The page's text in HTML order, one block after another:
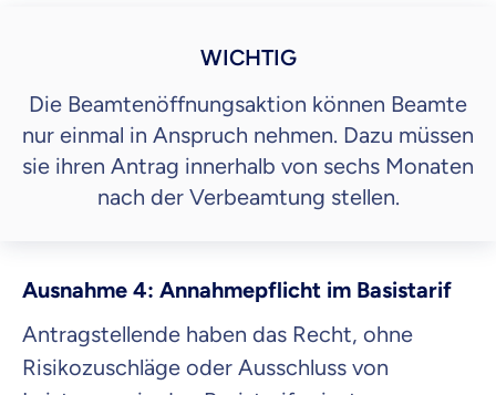
WICHTIG
Die Beamtenöffnungsaktion können Beamte
nur einmal in Anspruch nehmen. Dazu müssen
sie ihren Antrag innerhalb von sechs Monaten
nach der Verbeamtung stellen.
Ausnahme 4: Annahmepflicht im Basistarif
Antragstellende haben das Recht, ohne
Risikozuschläge oder Ausschluss von